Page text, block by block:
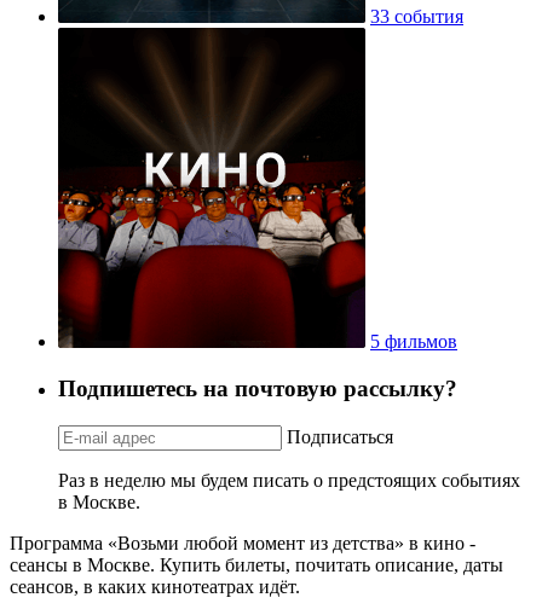
33 события
5 фильмов
Подпишетесь на почтовую рассылку?
Подписаться
Раз в неделю мы будем писать о предстоящих событиях
в Москве.
Программа «Возьми любой момент из детства» в кино -
сеансы в Москве. Купить билеты, почитать описание, даты
сеансов, в каких кинотеатрах идёт.